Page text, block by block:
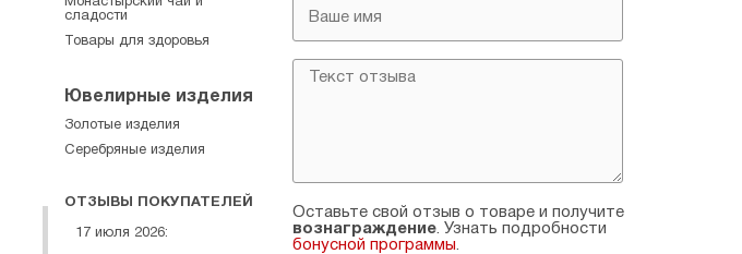
Оставьте свой отзыв о товаре и получите
вознаграждение. Узнать подробности
бонусной программы.
сладости
Товары для здоровья
Ювелирные изделия
Золотые изделия
Серебряные изделия
ОТЗЫВЫ ПОКУПАТЕЛЕЙ
17 июля 2026: